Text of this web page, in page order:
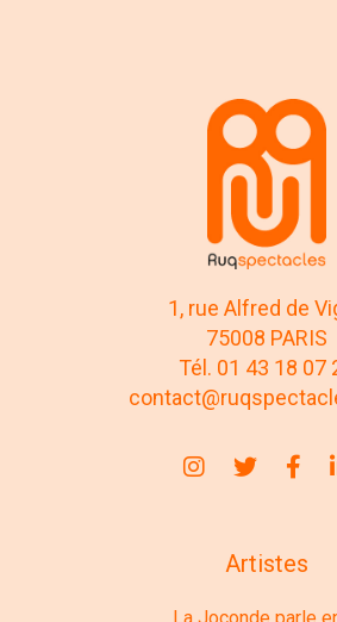
1, rue Alfred de
75008 PARIS
Tél. 01 43 18 07
Artistes
La Joconde parle